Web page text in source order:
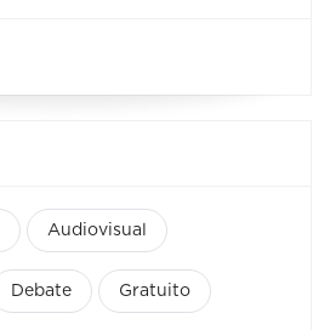
Audiovisual
Debate Gratuito